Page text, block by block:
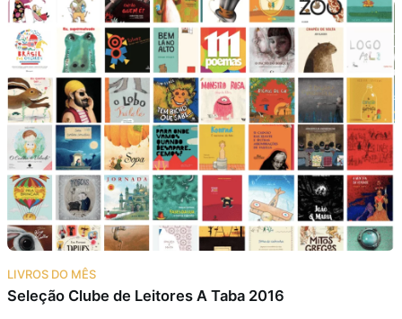
Resenhas
Clube de Leitores
Listas
Como ler?
Na escola
Na família
LIVROS DO MÊS
Seleção Clube de Leitores A Taba 2016